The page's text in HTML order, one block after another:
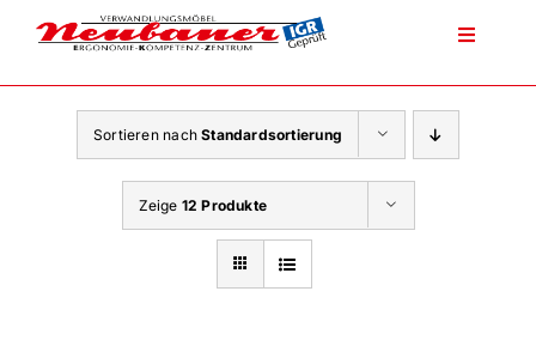
Inhalt
Toggle
Unser Service
Sortieren nachStandardsortierung
Zeige 12 Produkte